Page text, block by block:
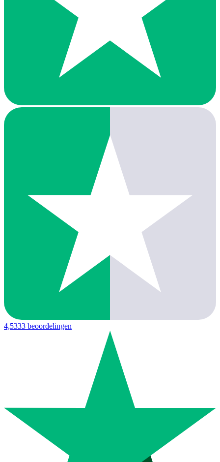
4,5333 beoordelingen